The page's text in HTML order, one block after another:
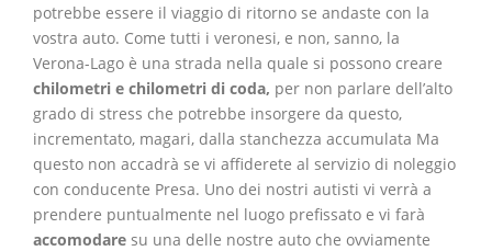
potrebbe essere il viaggio di ritorno se andaste con la
vostra auto. Come tutti i veronesi, e non, sanno, la
Verona-Lago è una strada nella quale si possono creare
chilometri e chilometri di coda, per non parlare dell’alto
grado di stress che potrebbe insorgere da questo,
incrementato, magari, dalla stanchezza accumulata Ma
questo non accadrà se vi affiderete al servizio di noleggio
con conducente Presa. Uno dei nostri autisti vi verrà a
prendere puntualmente nel luogo prefissato e vi farà
accomodare su una delle nostre auto che ovviamente